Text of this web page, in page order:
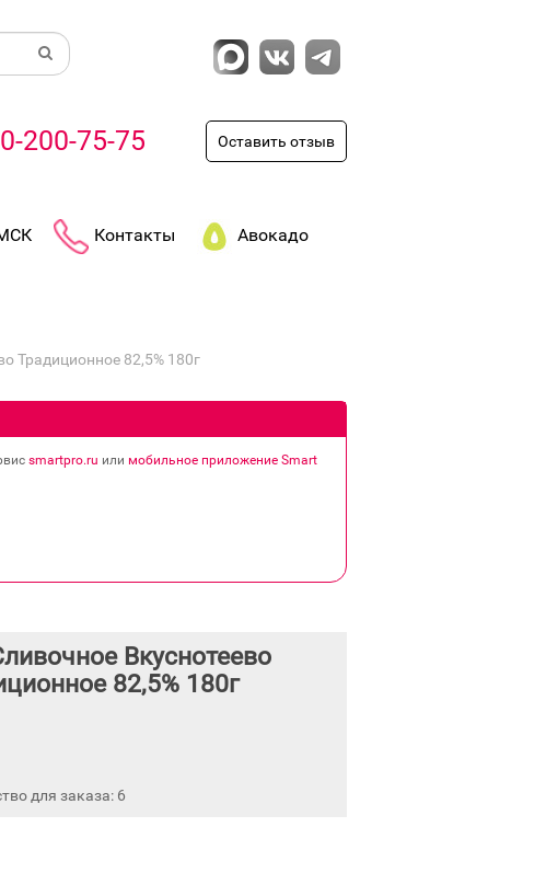
200-75-75 Оставить отзыв
Контакты Авокадо
Традиционное 82,5% 180г
smartpro.ru или мобильное приложение Smart
Вкуснотеево
82,5% 180г
для заказа: 6